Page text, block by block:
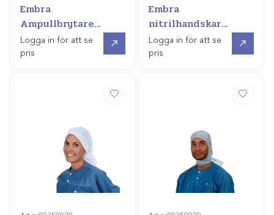
Embra
Ampullbrytare
AmpSnap
Logga in för att se
pris
Embra
nitrilhandskar
(proceed X-long)
Logga in för att se
pris